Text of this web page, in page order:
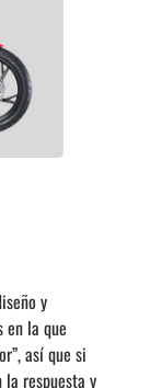
y
en la que
así que si
la respuesta y